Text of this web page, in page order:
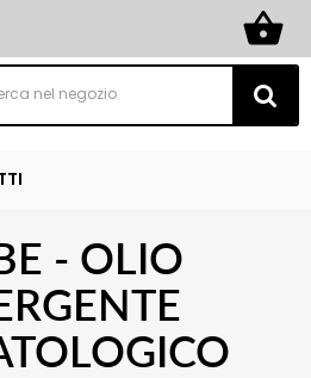
shopping_basket
- OLIO